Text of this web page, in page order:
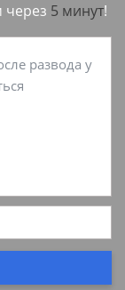
через 5 минут!